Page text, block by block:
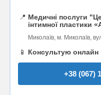
📍 Медичні послуги
інтимної пластики
Миколаїв, м. Миколаїв,
📱 Консультую онлайн
+38 (067)